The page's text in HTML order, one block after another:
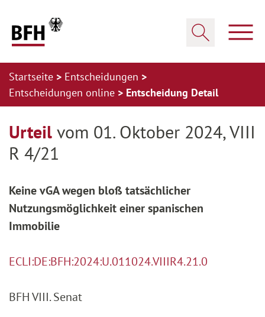
Startseite
Entscheidungen
Entscheidungen online
Entscheidung Detail
Urteil vom 01. Oktober 2024, VIII
R 4/21
Keine vGA wegen bloß tatsächlicher
Nutzungsmöglichkeit einer spanischen
Immobilie
ECLI:DE:BFH:2024:U.011024.VIIIR4.21.0
BFH VIII. Senat